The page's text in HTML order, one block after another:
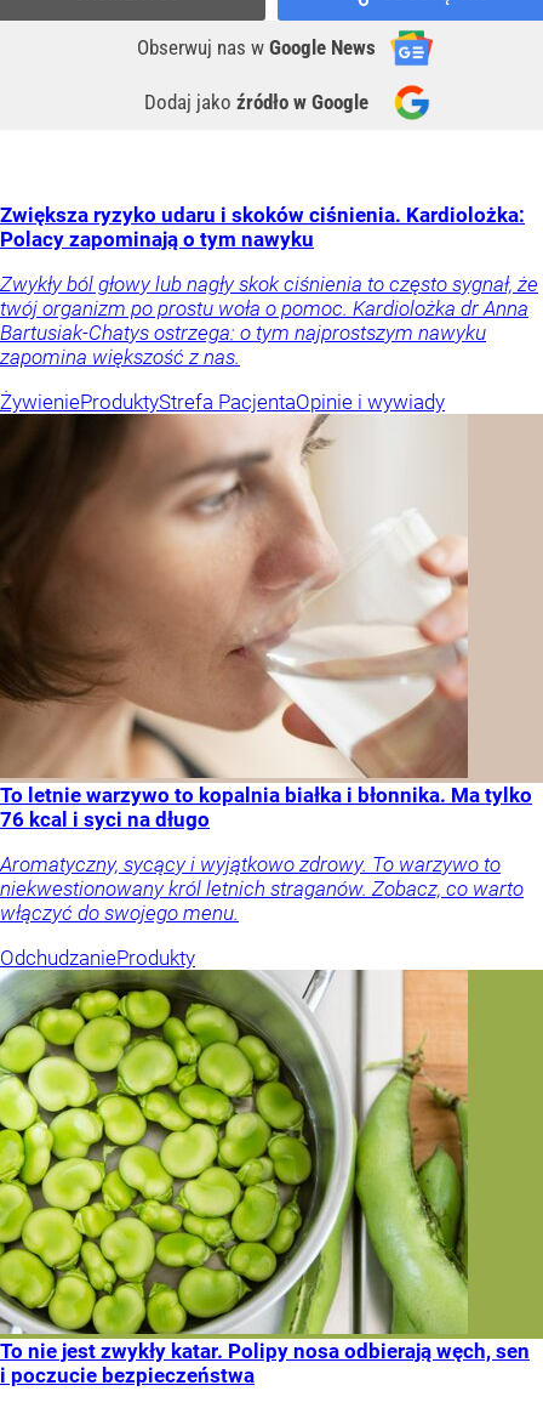
Obserwuj nas w Google News
Dodaj jako źródło w Google
Zwiększa ryzyko udaru i skoków ciśnienia. Kardiolożka:
Polacy zapominają o tym nawyku
Zwykły ból głowy lub nagły skok ciśnienia to często sygnał, że
twój organizm po prostu woła o pomoc. Kardiolożka dr Anna
Bartusiak-Chatys ostrzega: o tym najprostszym nawyku
zapomina większość z nas.
ŻywienieProduktyStrefa PacjentaOpinie i wywiady
To letnie warzywo to kopalnia białka i błonnika. Ma tylko
76 kcal i syci na długo
Aromatyczny, sycący i wyjątkowo zdrowy. To warzywo to
niekwestionowany król letnich straganów. Zobacz, co warto
włączyć do swojego menu.
OdchudzanieProdukty
To nie jest zwykły katar. Polipy nosa odbierają węch, sen
i poczucie bezpieczeństwa